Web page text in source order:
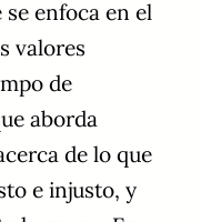
enfoca en el
valores
de
aborda
de lo que
e injusto, y